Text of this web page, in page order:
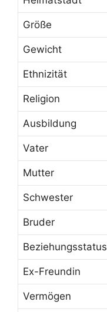
Größe
Gewicht
Ethnizität
Religion
Ausbildung
Vater
Mutter
Schwester
Bruder
Beziehungsstatus
Ex-Freundin
Vermögen